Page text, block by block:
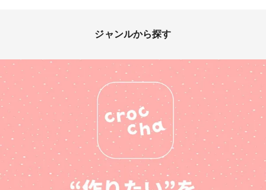
ジャンルから探す